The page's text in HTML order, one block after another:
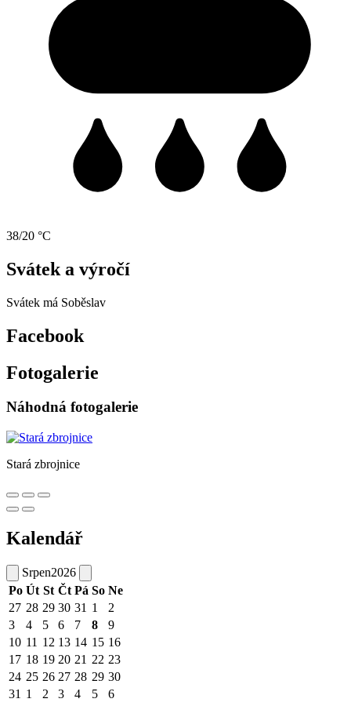
38/20 °C
Svátek a výročí
Svátek má Soběslav
Facebook
Fotogalerie
Náhodná fotogalerie
Stará zbrojnice
Kalendář
Srpen2026
Po Út St Čt Pá So Ne
27 28 29 30 31 1
2
3
4 5 6 7 8
9
10 11 12 13 14 15 16
17 18 19 20 21 22 23
24 25 26 27 28 29 30
31 1 2 3 4 5 6